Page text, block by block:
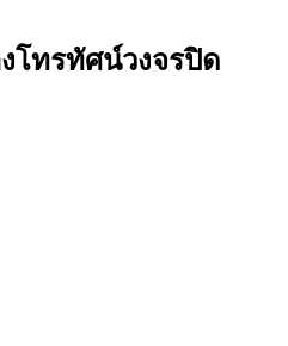
โทรทัศน์วงจรปิด